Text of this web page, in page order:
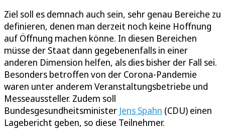
Ziel soll es demnach auch sein, sehr genau Bereiche zu
definieren, denen man derzeit noch keine Hoffnung
auf Öffnung machen könne. In diesen Bereichen
müsse der Staat dann gegebenenfalls in einer
anderen Dimension helfen, als dies bisher der Fall sei.
Besonders betroffen von der Corona-Pandemie
waren unter anderem Veranstaltungsbetriebe und
Messeaussteller. Zudem soll
Bundesgesundheitsminister Jens Spahn (CDU) einen
Lagebericht geben, so diese Teilnehmer.